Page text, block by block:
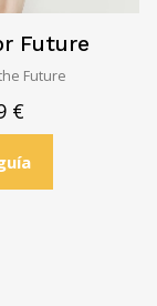
Future
Future
€